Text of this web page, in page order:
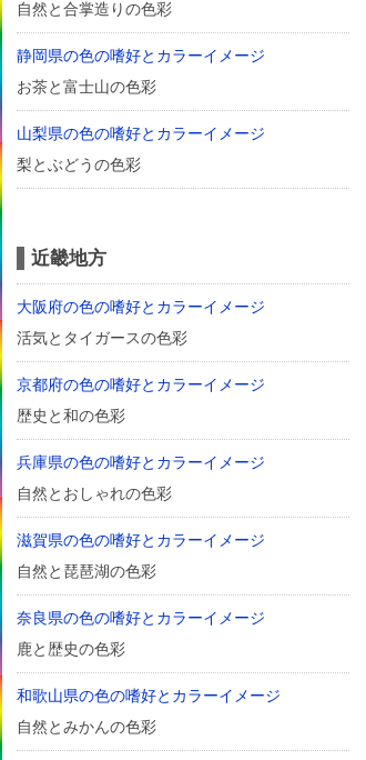
自然と合掌造りの色彩
静岡県の色の嗜好とカラーイメージ
お茶と富士山の色彩
山梨県の色の嗜好とカラーイメージ
梨とぶどうの色彩
近畿地方
大阪府の色の嗜好とカラーイメージ
活気とタイガースの色彩
京都府の色の嗜好とカラーイメージ
歴史と和の色彩
兵庫県の色の嗜好とカラーイメージ
自然とおしゃれの色彩
滋賀県の色の嗜好とカラーイメージ
自然と琵琶湖の色彩
奈良県の色の嗜好とカラーイメージ
鹿と歴史の色彩
和歌山県の色の嗜好とカラーイメージ
自然とみかんの色彩